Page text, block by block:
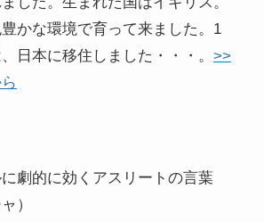
かな環境で育って来ました。1
日本に移住しました・・・。>>
に劇的に効くアスリートの言葉
）